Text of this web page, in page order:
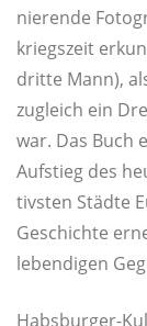
nie­ren­de
kriegs­zeit
drit­te Mann),
zugleich ein
war. Das Buch
Auf­stieg des
tivs­ten Städ­te
Geschich­te
leben­di­gen
Habs­bur­ger-